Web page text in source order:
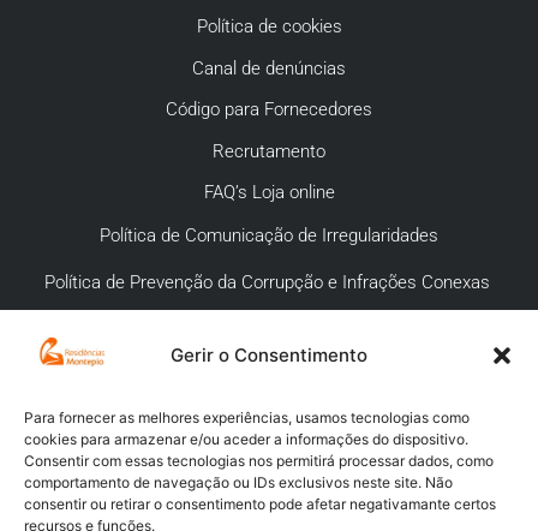
Gerir o Consentimento
Para fornecer as melhores experiências, usamos tecnologias como
cookies para armazenar e/ou aceder a informações do dispositivo.
Consentir com essas tecnologias nos permitirá processar dados, como
comportamento de navegação ou IDs exclusivos neste site. Não
consentir ou retirar o consentimento pode afetar negativamante certos
recursos e funções.
Política de cookies
Canal de denúncias
Código para Fornecedores
Recrutamento
FAQ’s Loja online
Política de Comunicação de Irregularidades
Política de Prevenção da Corrupção e Infrações Conexas
APOIO AO CLIENTE
Meios de pagamento
Compra segura
Campanhas promocionais